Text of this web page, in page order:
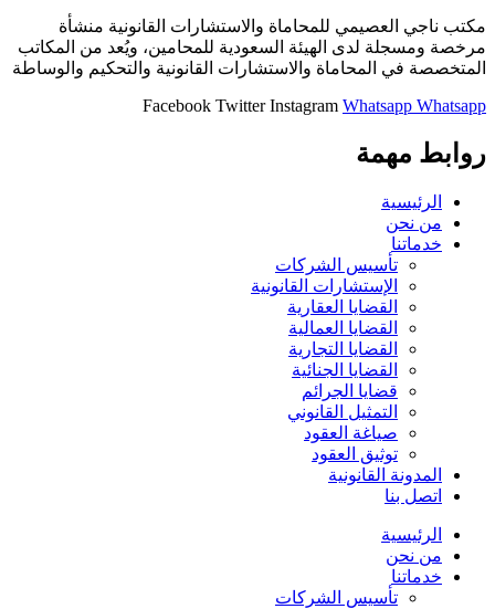
مكتب ناجي العصيمي للمحاماة والاستشارات القانونية منشأة
مرخصة ومسجلة لدى الهيئة السعودية للمحامين، ويُعد من المكاتب
المتخصصة في المحاماة والاستشارات القانونية والتحكيم والوساطة
Facebook Twitter Instagram Whatsapp Whatsapp
روابط مهمة
الرئيسية
من نحن
خدماتنا
تأسيس الشركات
الإستشارات القانونية
القضايا العقارية
القضايا العمالية
القضايا التجارية
القضايا الجنائية
قضايا الجرائم
التمثيل القانوني
صياغة العقود
توثيق العقود
المدونة القانونية
اتصل بنا
الرئيسية
من نحن
خدماتنا
تأسيس الشركات